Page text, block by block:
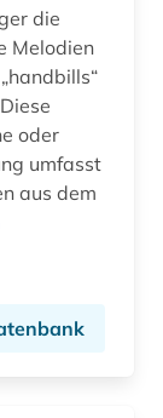
die
Melodien
oder
umfasst
aus dem